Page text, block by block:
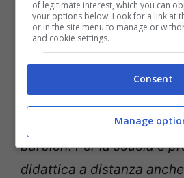
Vietato ogni spostamento
del proprio comune. Non
da una regione all’altra o
all’altro. Chiudono i
alimentari e i beni di
Restano aperti
barbieri. Per la scuola è
didattica a distanza
of legitimate interest, which you can
your options below. Look for a link at
or in the site menu to manage or
and cookie settings.
Consent
Manage